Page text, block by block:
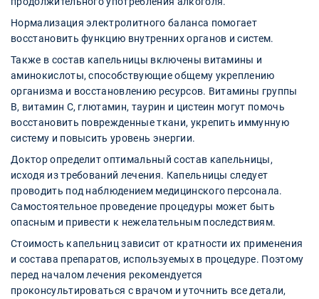
Нормализация электролитного баланса помогает
восстановить функцию внутренних органов и систем.
Также в состав капельницы включены витамины и
аминокислоты, способствующие общему укреплению
организма и восстановлению ресурсов. Витамины группы
B, витамин С, глютамин, таурин и цистеин могут помочь
восстановить поврежденные ткани, укрепить иммунную
систему и повысить уровень энергии.
Доктор определит оптимальный состав капельницы,
исходя из требований лечения. Капельницы следует
проводить под наблюдением медицинского персонала.
Самостоятельное проведение процедуры может быть
опасным и привести к нежелательным последствиям.
Стоимость капельниц зависит от кратности их применения
и состава препаратов, используемых в процедуре. Поэтому
перед началом лечения рекомендуется
проконсультироваться с врачом и уточнить все детали,